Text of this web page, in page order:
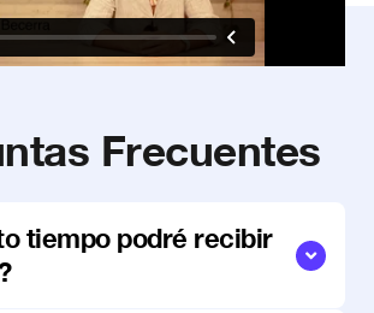
Frecuentes
tiempo podré recibir